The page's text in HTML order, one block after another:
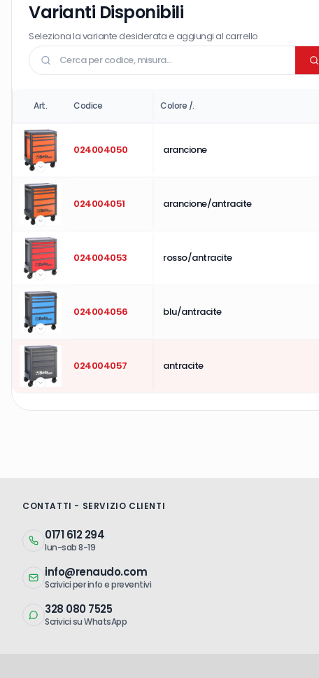
Varianti Disponibili
Seleziona la variante desiderata e aggiungi al carrello
Art. Codice Colore /.
024004050 arancione
024004051 arancione/antracite
024004053 rosso/antracite
024004056 blu/antracite
024004057 antracite
CONTATTI - SERVIZIO CLIENTI
0171 612 294
lun-sab 8-19
info@renaudo.com
Scrivici per info e preventivi
328 080 7525
Scrivici su WhatsApp